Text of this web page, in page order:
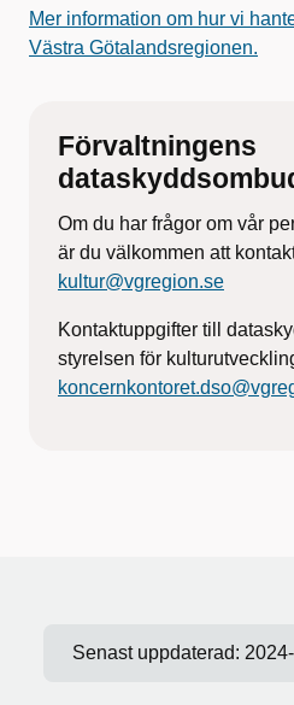
Mer information om hur vi
Västra Götalandsregionen.
Förvaltningens
Om du har frågor om vår
är du välkommen att
kultur@vgregion.se
Kontaktuppgifter till
styrelsen för
Senast uppdaterad: